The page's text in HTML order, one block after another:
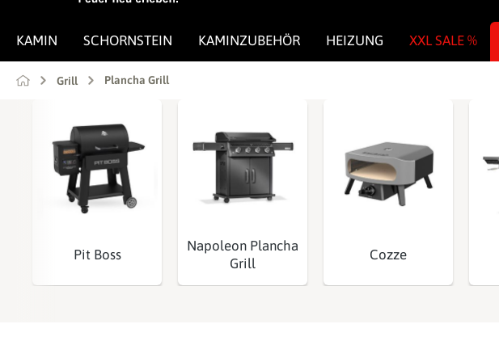
KAMIN SCHORNSTEIN KAMINZUBEHÖR HEIZUNG XXL SALE %
Grill Plancha Grill
Pit Boss
Napoleon Plancha
Grill
Cozze